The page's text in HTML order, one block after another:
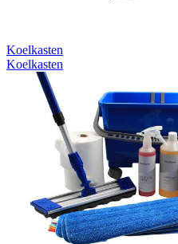
Koelkasten
Koelkasten